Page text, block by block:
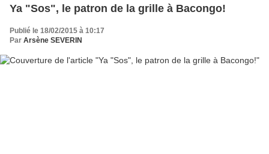
Ya "Sos", le patron de la grille à Bacongo!
Publié le 18/02/2015 à 10:17
Par Arsène SEVERIN